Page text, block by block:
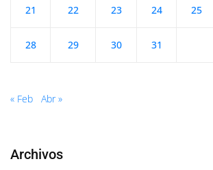
21 22 23 24 25
28 29 30 31
« Feb Abr »
Archivos